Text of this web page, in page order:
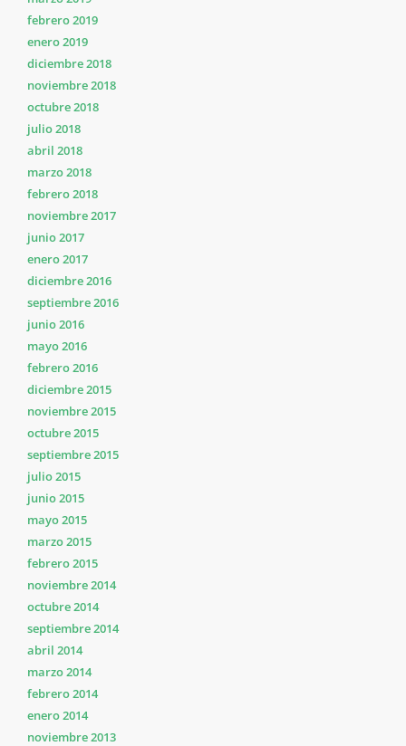
febrero 2019
enero 2019
diciembre 2018
noviembre 2018
octubre 2018
julio 2018
abril 2018
marzo 2018
febrero 2018
noviembre 2017
junio 2017
enero 2017
diciembre 2016
septiembre 2016
junio 2016
mayo 2016
febrero 2016
diciembre 2015
noviembre 2015
octubre 2015
septiembre 2015
julio 2015
junio 2015
mayo 2015
marzo 2015
febrero 2015
noviembre 2014
octubre 2014
septiembre 2014
abril 2014
marzo 2014
febrero 2014
enero 2014
noviembre 2013